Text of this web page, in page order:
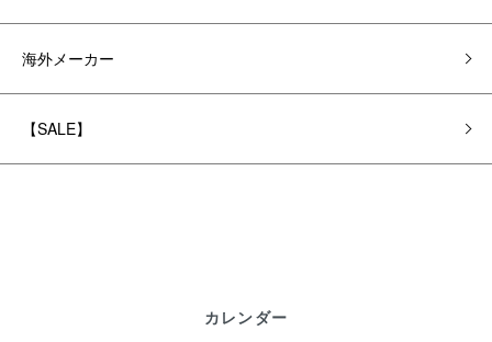
海外メーカー
【SALE】
カレンダー